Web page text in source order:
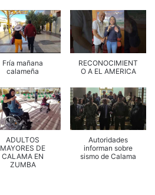
Fría mañana
calameña
RECONOCIMIENT
O A EL AMERICA
ADULTOS
MAYORES DE
CALAMA EN
ZUMBA
Autoridades
informan sobre
sismo de Calama